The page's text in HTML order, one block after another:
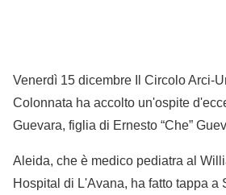
Venerdì 15 dicembre Il Circolo Arci-
Colonnata ha accolto un'ospite
Guevara, figlia di Ernesto “Che”
Aleida, che è medico pediatra al
Hospital di L'Avana, ha fatto tappa a